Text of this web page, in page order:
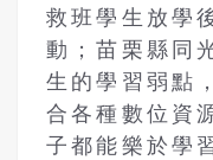
救班學生放學
動；苗栗縣同
生的學習弱點
合各種數位資
子都能樂於學